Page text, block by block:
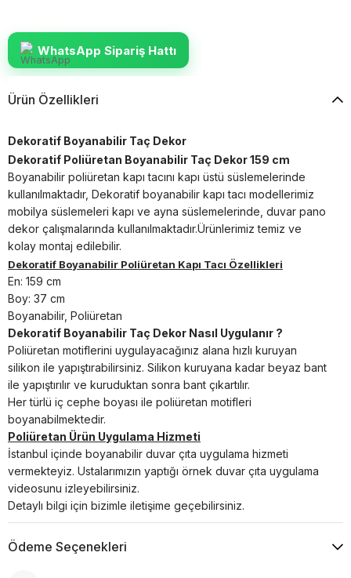
WhatsApp Sipariş Hattı
Ürün Özellikleri
Dekoratif Boyanabilir Taç Dekor
Dekoratif Poliüretan Boyanabilir Taç Dekor 159 cm
Boyanabilir poliüretan kapı tacını kapı üstü süslemelerinde
kullanılmaktadır, Dekoratif boyanabilir kapı tacı modellerimiz
mobilya süslemeleri kapı ve ayna süslemelerinde, duvar pano
dekor çalışmalarında kullanılmaktadır.Ürünlerimiz temiz ve
kolay montaj edilebilir.
Dekoratif Boyanabilir Poliüretan Kapı Tacı Özellikleri
En: 159 cm
Boy: 37 cm
Boyanabilir, Poliüretan
Dekoratif Boyanabilir Taç Dekor Nasıl Uygulanır ?
Poliüretan motiflerini uygulayacağınız alana hızlı kuruyan
silikon ile yapıştırabilirsiniz. Silikon kuruyana kadar beyaz bant
ile yapıştırılır ve kuruduktan sonra bant çıkartılır.
Her türlü iç cephe boyası ile poliüretan motifleri
boyanabilmektedir.
Poliüretan Ürün Uygulama Hizmeti
İstanbul içinde boyanabilir duvar çıta uygulama hizmeti
vermekteyiz. Ustalarımızın yaptığı örnek duvar çıta uygulama
videosunu izleyebilirsiniz.
Detaylı bilgi için bizimle iletişime geçebilirsiniz.
Ödeme Seçenekleri